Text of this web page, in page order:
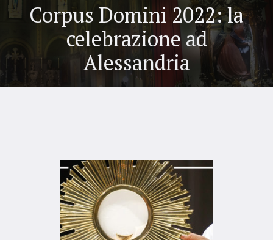
Corpus Domini 2022: la
celebrazione ad
Alessandria